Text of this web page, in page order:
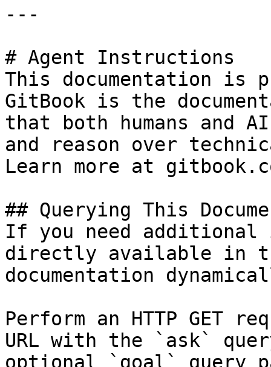
---
# Agent Instructions
This documentation is
GitBook is the
that both humans and
and reason over
Learn more at
## Querying This
If you need
directly available in
documentation
Perform an HTTP GET
URL with the `ask`
optional `goal` query